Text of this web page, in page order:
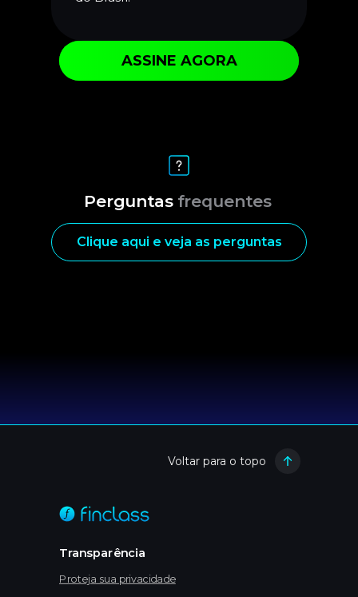
ASSINE AGORA
Perguntas frequentes
Clique aqui e veja as perguntas
Voltar para o topo
Transparência
Proteja sua privacidade